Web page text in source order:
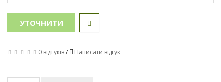
УТОЧНИТИ
0 відгуків/ Написати відгук